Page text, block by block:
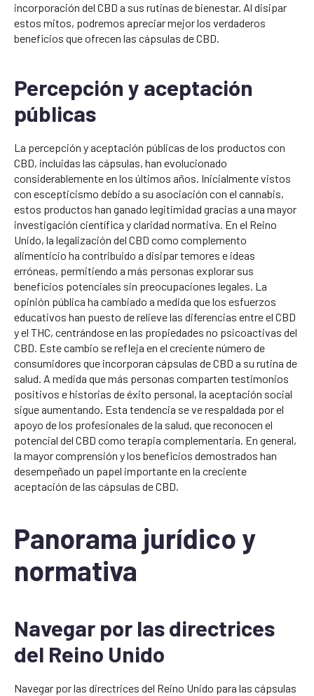
incorporación del CBD a sus rutinas de bienestar. Al disipar
estos mitos, podremos apreciar mejor los verdaderos
beneficios que ofrecen las cápsulas de CBD.
Percepción y aceptación
públicas
La percepción y aceptación públicas de los productos con
CBD, incluidas las cápsulas, han evolucionado
considerablemente en los últimos años. Inicialmente vistos
con escepticismo debido a su asociación con el cannabis,
estos productos han ganado legitimidad gracias a una mayor
investigación científica y claridad normativa. En el Reino
Unido, la legalización del CBD como complemento
alimenticio ha contribuido a disipar temores e ideas
erróneas, permitiendo a más personas explorar sus
beneficios potenciales sin preocupaciones legales. La
opinión pública ha cambiado a medida que los esfuerzos
educativos han puesto de relieve las diferencias entre el CBD
y el THC, centrándose en las propiedades no psicoactivas del
CBD. Este cambio se refleja en el creciente número de
consumidores que incorporan cápsulas de CBD a su rutina de
salud. A medida que más personas comparten testimonios
positivos e historias de éxito personal, la aceptación social
sigue aumentando. Esta tendencia se ve respaldada por el
apoyo de los profesionales de la salud, que reconocen el
potencial del CBD como terapia complementaria. En general,
la mayor comprensión y los beneficios demostrados han
desempeñado un papel importante en la creciente
aceptación de las cápsulas de CBD.
Panorama jurídico y
normativa
Navegar por las directrices
del Reino Unido
Navegar por las directrices del Reino Unido para las cápsulas